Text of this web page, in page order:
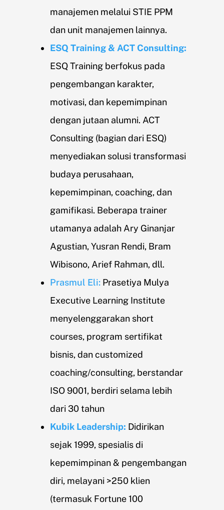
manajemen melalui STIE PPM
dan unit manajemen lainnya.
ESQ Training & ACT Consulting:
ESQ Training berfokus pada
pengembangan karakter,
motivasi, dan kepemimpinan
dengan jutaan alumni. ACT
Consulting (bagian dari ESQ)
menyediakan solusi transformasi
budaya perusahaan,
kepemimpinan, coaching, dan
gamifikasi. Beberapa trainer
utamanya adalah Ary Ginanjar
Agustian, Yusran Rendi, Bram
Wibisono, Arief Rahman, dll.
Prasmul Eli: Prasetiya Mulya
Executive Learning Institute
menyelenggarakan short
courses, program sertifikat
bisnis, dan customized
coaching/consulting, berstandar
ISO 9001, berdiri selama lebih
dari 30 tahun
Kubik Leadership: Didirikan
sejak 1999, spesialis di
kepemimpinan & pengembangan
diri, melayani >250 klien
(termasuk Fortune 100